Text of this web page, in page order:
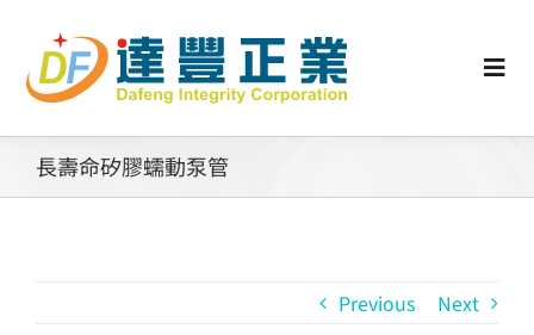
content
認識矽膠
長壽命矽膠蠕動泵管
Previous Next